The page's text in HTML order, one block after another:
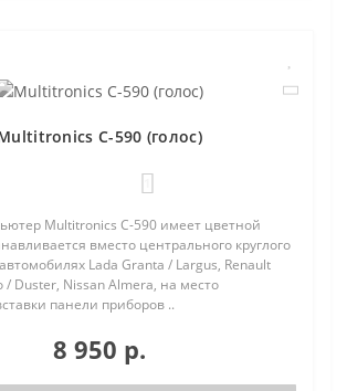
C-590 (голос)
Multitronics C-590 имеет цветной
вместо центрального круглого
Lada Granta / Largus, Renault
/ Duster, Nissan Almera, на место
панели приборов ..
8 950 р.